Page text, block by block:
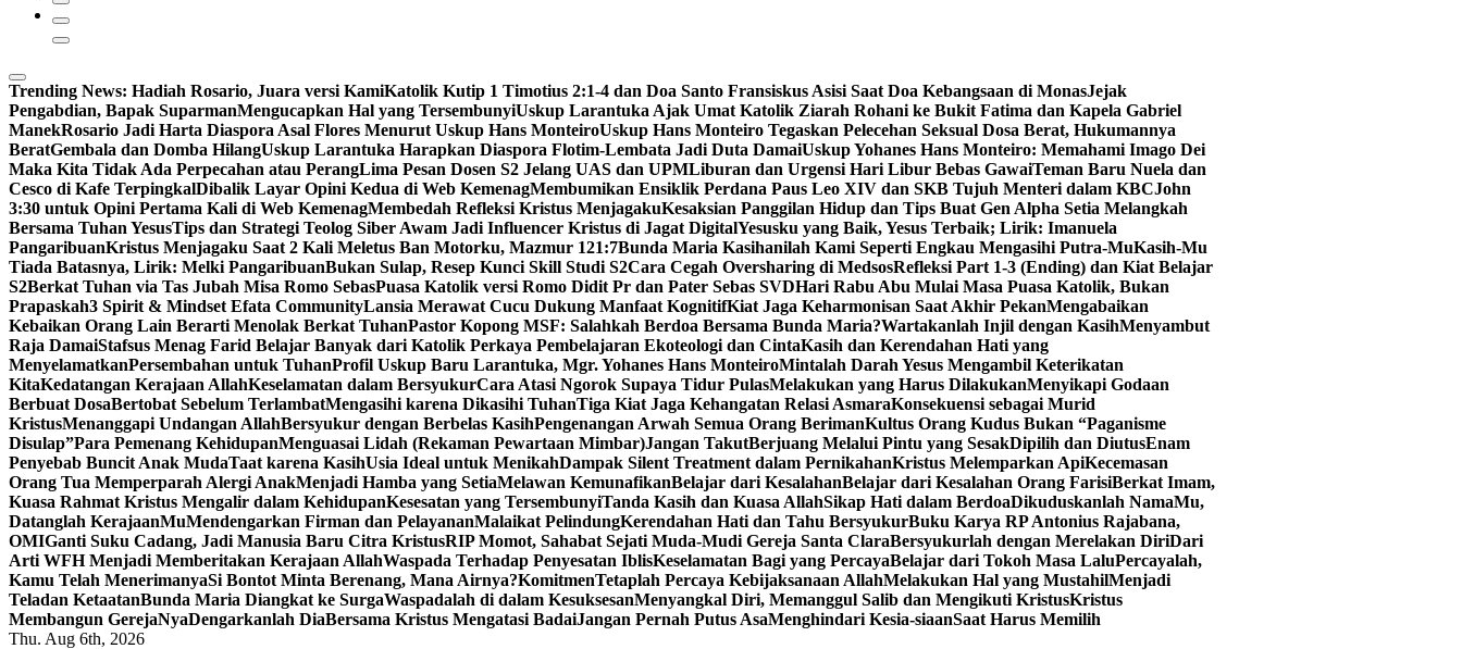
Trending News: Hadiah Rosario, Juara versi KamiKatolik Kutip 1 Timotius 2:1-4 dan Doa Santo Fransiskus Asisi Saat Doa Kebangsaan di MonasJejak
Pengabdian, Bapak SuparmanMengucapkan Hal yang TersembunyiUskup Larantuka Ajak Umat Katolik Ziarah Rohani ke Bukit Fatima dan Kapela Gabriel
ManekRosario Jadi Harta Diaspora Asal Flores Menurut Uskup Hans MonteiroUskup Hans Monteiro Tegaskan Pelecehan Seksual Dosa Berat, Hukumannya
BeratGembala dan Domba HilangUskup Larantuka Harapkan Diaspora Flotim-Lembata Jadi Duta DamaiUskup Yohanes Hans Monteiro: Memahami Imago Dei
Maka Kita Tidak Ada Perpecahan atau PerangLima Pesan Dosen S2 Jelang UAS dan UPMLiburan dan Urgensi Hari Libur Bebas GawaiTeman Baru Nuela dan
Cesco di Kafe TerpingkalDibalik Layar Opini Kedua di Web KemenagMembumikan Ensiklik Perdana Paus Leo XIV dan SKB Tujuh Menteri dalam KBCJohn
3:30 untuk Opini Pertama Kali di Web KemenagMembedah Refleksi Kristus MenjagakuKesaksian Panggilan Hidup dan Tips Buat Gen Alpha Setia Melangkah
Bersama Tuhan YesusTips dan Strategi Teolog Siber Awam Jadi Influencer Kristus di Jagat DigitalYesusku yang Baik, Yesus Terbaik; Lirik: Imanuela
PangaribuanKristus Menjagaku Saat 2 Kali Meletus Ban Motorku, Mazmur 121:7Bunda Maria Kasihanilah Kami Seperti Engkau Mengasihi Putra-MuKasih-Mu
Tiada Batasnya, Lirik: Melki PangaribuanBukan Sulap, Resep Kunci Skill Studi S2Cara Cegah Oversharing di MedsosRefleksi Part 1-3 (Ending) dan Kiat Belajar
S2Berkat Tuhan via Tas Jubah Misa Romo SebasPuasa Katolik versi Romo Didit Pr dan Pater Sebas SVDHari Rabu Abu Mulai Masa Puasa Katolik, Bukan
Prapaskah3 Spirit & Mindset Efata CommunityLansia Merawat Cucu Dukung Manfaat KognitifKiat Jaga Keharmonisan Saat Akhir PekanMengabaikan
Kebaikan Orang Lain Berarti Menolak Berkat TuhanPastor Kopong MSF: Salahkah Berdoa Bersama Bunda Maria?Wartakanlah Injil dengan KasihMenyambut
Raja DamaiStafsus Menag Farid Belajar Banyak dari Katolik Perkaya Pembelajaran Ekoteologi dan CintaKasih dan Kerendahan Hati yang
MenyelamatkanPersembahan untuk TuhanProfil Uskup Baru Larantuka, Mgr. Yohanes Hans MonteiroMintalah Darah Yesus Mengambil Keterikatan
KitaKedatangan Kerajaan AllahKeselamatan dalam BersyukurCara Atasi Ngorok Supaya Tidur PulasMelakukan yang Harus DilakukanMenyikapi Godaan
Berbuat DosaBertobat Sebelum TerlambatMengasihi karena Dikasihi TuhanTiga Kiat Jaga Kehangatan Relasi AsmaraKonsekuensi sebagai Murid
KristusMenanggapi Undangan AllahBersyukur dengan Berbelas KasihPengenangan Arwah Semua Orang BerimanKultus Orang Kudus Bukan “Paganisme
Disulap”Para Pemenang KehidupanMenguasai Lidah (Rekaman Pewartaan Mimbar)Jangan TakutBerjuang Melalui Pintu yang SesakDipilih dan DiutusEnam
Penyebab Buncit Anak MudaTaat karena KasihUsia Ideal untuk MenikahDampak Silent Treatment dalam PernikahanKristus Melemparkan ApiKecemasan
Orang Tua Memperparah Alergi AnakMenjadi Hamba yang SetiaMelawan KemunafikanBelajar dari KesalahanBelajar dari Kesalahan Orang FarisiBerkat Imam,
Kuasa Rahmat Kristus Mengalir dalam KehidupanKesesatan yang TersembunyiTanda Kasih dan Kuasa AllahSikap Hati dalam BerdoaDikuduskanlah NamaMu,
Datanglah KerajaanMuMendengarkan Firman dan PelayananMalaikat PelindungKerendahan Hati dan Tahu BersyukurBuku Karya RP Antonius Rajabana,
OMIGanti Suku Cadang, Jadi Manusia Baru Citra KristusRIP Momot, Sahabat Sejati Muda-Mudi Gereja Santa ClaraBersyukurlah dengan Merelakan DiriDari
Arti WFH Menjadi Memberitakan Kerajaan AllahWaspada Terhadap Penyesatan IblisKeselamatan Bagi yang PercayaBelajar dari Tokoh Masa LaluPercayalah,
Kamu Telah MenerimanyaSi Bontot Minta Berenang, Mana Airnya?KomitmenTetaplah Percaya Kebijaksanaan AllahMelakukan Hal yang MustahilMenjadi
Teladan KetaatanBunda Maria Diangkat ke SurgaWaspadalah di dalam KesuksesanMenyangkal Diri, Memanggul Salib dan Mengikuti KristusKristus
Membangun GerejaNyaDengarkanlah DiaBersama Kristus Mengatasi BadaiJangan Pernah Putus AsaMenghindari Kesia-siaanSaat Harus Memilih
Thu. Aug 6th, 2026